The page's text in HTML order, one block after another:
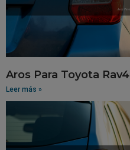
Aros Para Toyota Rav4
Leer más »